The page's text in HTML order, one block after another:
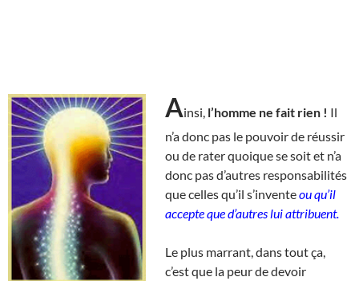
Ainsi, l’homme ne fait rien ! Il
n’a donc pas le pouvoir de réussir
ou de rater quoique se soit et n’a
donc pas d’autres responsabilités
que celles qu’il s’inventeou qu’il
accepte que d’autres lui attribuent.
Le plus marrant, dans tout ça,
c’est que la peur de devoir